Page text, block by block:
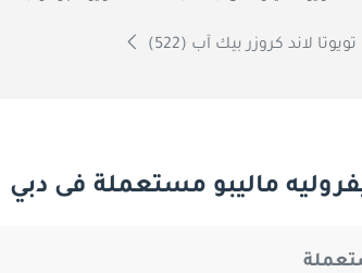
تويوتا لاند كروزر بيك آب (522)
ماليبو مستعملة فى دبي